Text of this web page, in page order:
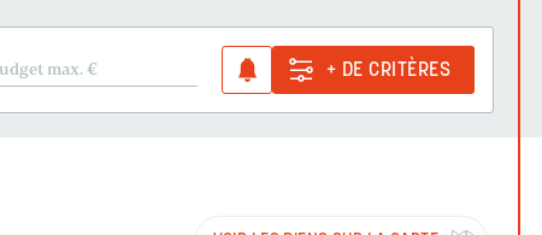
max.€ + DE CRITÈRES